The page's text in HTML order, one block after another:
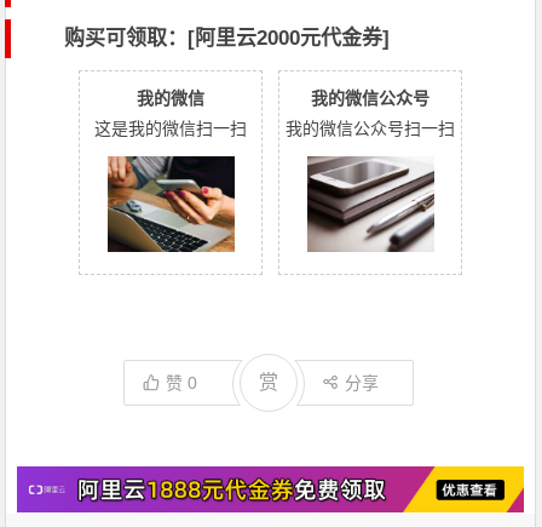
购买可领取：[阿里云2000元代金券]
我的微信
这是我的微信扫一扫
我的微信公众号
我的微信公众号扫一扫
赞0 赏 分享